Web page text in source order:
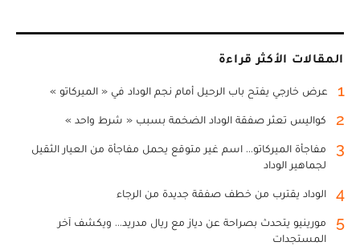
المقالات الأكثر قراءة
1 عرض خارجي يفتح باب الرحيل أمام نجم الوداد في « الميركاتو »
2 كواليس تعثر صفقة الوداد الضخمة بسبب « شرط واحد »
3
مفاجأة الميركاتو... اسم غير متوقع يحمل مفاجأة من العيار الثقيل
لجماهير الوداد
4 الوداد يقترب من خطف صفقة جديدة من الرجاء
5
مورينيو يتحدث بصراحة عن دياز مع ريال مدريد... ويكشف آخر
المستجدات